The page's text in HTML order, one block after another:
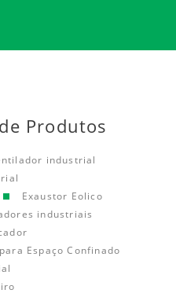
Produtos
industrial
Exaustor Eolico
industriais
Espaço Confinado